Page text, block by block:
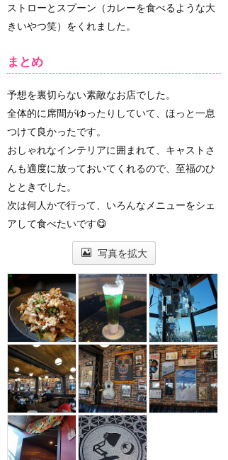
ストローとスプーン（カレーを食べるような大
きいやつ笑）をくれました。
まとめ
予想を裏切らない素敵なお店でした。
全体的に席間がゆったりしていて、ほっと一息
つけて良かったです。
おしゃれなインテリアに囲まれて、キャストさ
んも適度に放っておいてくれるので、至福のひ
とときでした。
次は何人かで行って、いろんなメニューをシェ
アして食べたいです😋
写真を拡大